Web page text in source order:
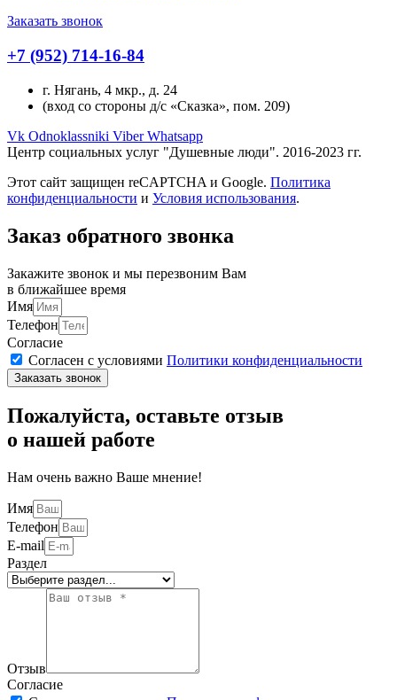
Заказать звонок
+7 (952) 714-16-84
г. Нягань, 4 мкр., д. 24
(вход со стороны д/с «Сказка», пом. 209)
Vk Odnoklassniki Viber Whatsapp
Центр социальных услуг "Душевные люди". 2016-2023 гг.
Этот сайт защищен reCAPTCHA и Google. Политика
конфиденциальности и Условия использования.
Вверх
Заказ обратного звонка
Закажите звонок и мы перезвоним Вам
в ближайшее время
Имя
Телефон
Согласие
Согласен с условиями Политики конфиденциальности
Заказать звонок
Пожалуйста, оставьте отзыв
о нашей работе
Нам очень важно Ваше мнение!
Имя
Телефон
E-mail
Раздел
Отзыв
Согласие